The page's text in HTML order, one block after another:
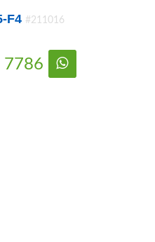
F4 #211016
7786